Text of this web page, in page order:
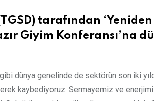
tarafından
Giyim Konferansı’na
dünya genelinde de sektörün son iki
kaybediyoruz. Sermayemiz ve